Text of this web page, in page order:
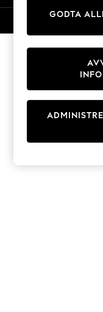
Coats &
Sweatshirts
Knitwear
Cardigans
Dresses
Sets &
T-Shirts
GODTA